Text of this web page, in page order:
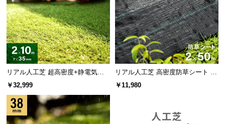
検査内容
リアル人工芝 超高密度+静電気防
止 高耐久タイプ・質感を追求 芝丈
￥32,999
リアル人工芝 高密度防草シート 2×
50m
￥11,980